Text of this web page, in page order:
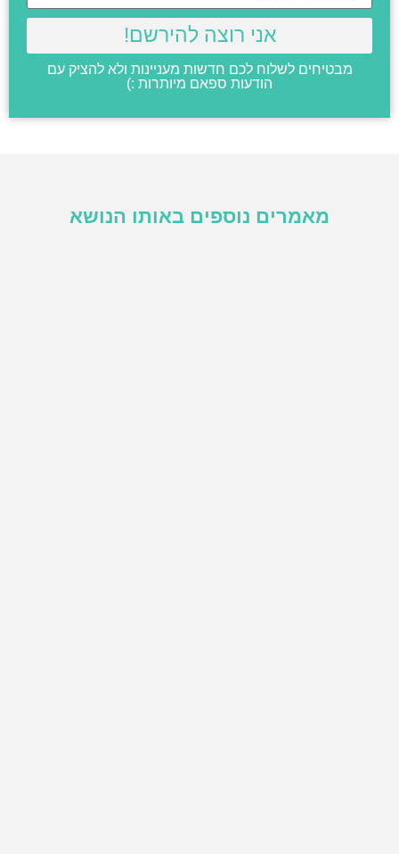
אני רוצה להירשם!
מבטיחים לשלוח לכם חדשות מעניינות ולא להציק עם
הודעות ספאם מיותרות :)
מאמרים נוספים באותו הנושא